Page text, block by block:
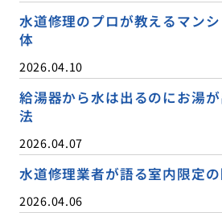
水道修理のプロが教えるマン
体
2026.04.10
給湯器から水は出るのにお湯
法
2026.04.07
水道修理業者が語る室内限定
2026.04.06